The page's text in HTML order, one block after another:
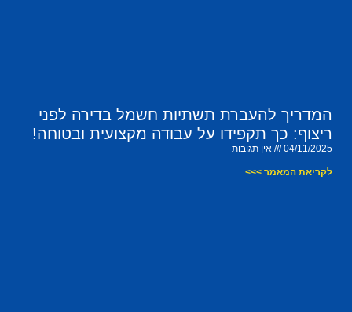
המדריך להעברת תשתיות חשמל בדירה לפני
ריצוף: כך תקפידו על עבודה מקצועית ובטוחה!
04/11/2025 אין תגובות
לקריאת המאמר >>>